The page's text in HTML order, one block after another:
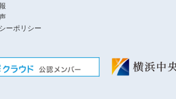
ーポリシー